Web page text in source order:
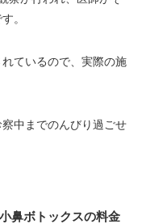
。
ているので、実際の施
中までのんびり過ごせ
鼻ボトックスの料金